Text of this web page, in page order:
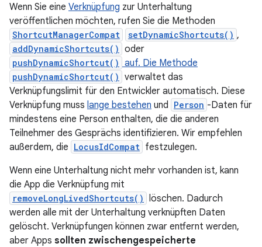
Wenn Sie eine Verknüpfung zur Unterhaltung
veröffentlichen möchten, rufen Sie die Methoden
ShortcutManagerCompat setDynamicShortcuts() ,
addDynamicShortcuts() oder
pushDynamicShortcut() auf. Die Methode
pushDynamicShortcut() verwaltet das
Verknüpfungslimit für den Entwickler automatisch. Diese
Verknüpfung muss lange bestehen und Person -Daten für
mindestens eine Person enthalten, die die anderen
Teilnehmer des Gesprächs identifizieren. Wir empfehlen
außerdem, die LocusIdCompat festzulegen.
Wenn eine Unterhaltung nicht mehr vorhanden ist, kann
die App die Verknüpfung mit
removeLongLivedShortcuts()
löschen. Dadurch
werden alle mit der Unterhaltung verknüpften Daten
gelöscht. Verknüpfungen können zwar entfernt werden,
aber Apps sollten zwischengespeicherte